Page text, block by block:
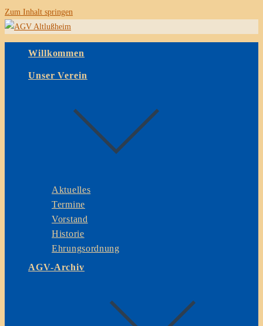
Zum Inhalt springen
Willkommen
Unser Verein
Aktuelles
Termine
Vorstand
Historie
Ehrungsordnung
AGV-Archiv